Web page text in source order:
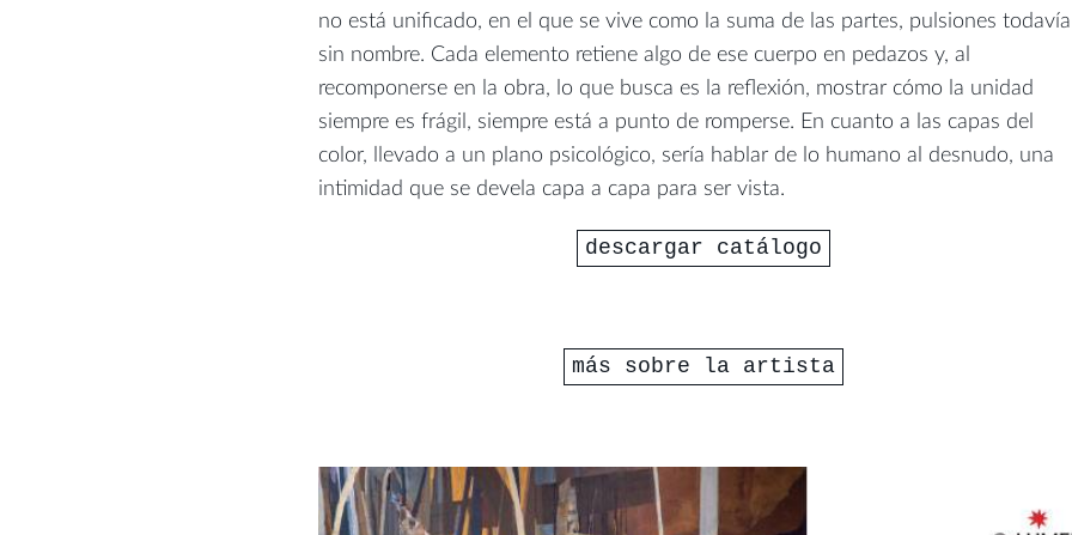
no está unificado, en el que se vive como la suma de las partes, pulsiones todavía
sin nombre. Cada elemento retiene algo de ese cuerpo en pedazos y, al
recomponerse en la obra, lo que busca es la reflexión, mostrar cómo la unidad
siempre es frágil, siempre está a punto de romperse. En cuanto a las capas del
color, llevado a un plano psicológico, sería hablar de lo humano al desnudo, una
intimidad que se devela capa a capa para ser vista.
descargar catálogo
más sobre la artista